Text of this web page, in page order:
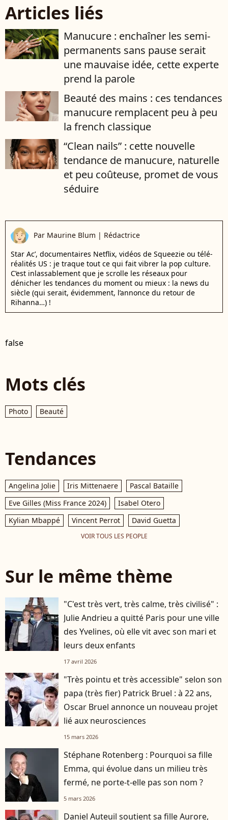
Articles liés
Manucure : enchaîner les semi-
permanents sans pause serait
une mauvaise idée, cette experte
prend la parole
Beauté des mains : ces tendances
manucure remplacent peu à peu
la french classique
“Clean nails” : cette nouvelle
tendance de manucure, naturelle
et peu coûteuse, promet de vous
séduire
Par Maurine Blum | Rédactrice
Star Ac’, documentaires Netflix, vidéos de Squeezie ou télé-
réalités US : je traque tout ce qui fait vibrer la pop culture.
C’est inlassablement que je scrolle les réseaux pour
dénicher les tendances du moment ou mieux : la news du
siècle (qui serait, évidemment, l’annonce du retour de
Rihanna…) !
false
Mots clés
Photo Beauté
Tendances
Angelina Jolie Iris Mittenaere
Pascal Bataille
Eve Gilles (Miss France 2024)
Isabel Otero
Kylian Mbappé
Vincent Perrot David Guetta
VOIR TOUS LES PEOPLE
Sur le même thème
"C'est très vert, très calme, très civilisé" :
Julie Andrieu a quitté Paris pour une ville
des Yvelines, où elle vit avec son mari et
leurs deux enfants
17 avril 2026
"Très pointu et très accessible" selon son
papa (très fier) Patrick Bruel : à 22 ans,
Oscar Bruel annonce un nouveau projet
lié aux neurosciences
15 mars 2026
Stéphane Rotenberg : Pourquoi sa fille
Emma, qui évolue dans un milieu très
fermé, ne porte-t-elle pas son nom ?
5 mars 2026
Daniel Auteuil soutient sa fille Aurore,